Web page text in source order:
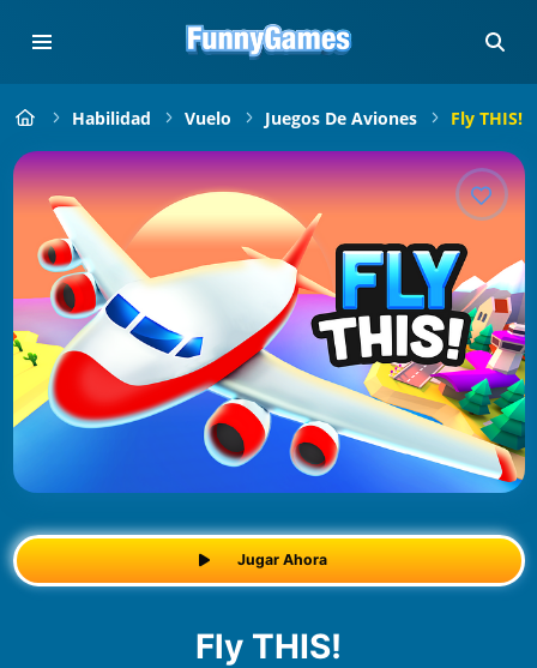
Habilidad Vuelo Juegos De Aviones Fly THIS!
Jugar Ahora
Fly THIS!